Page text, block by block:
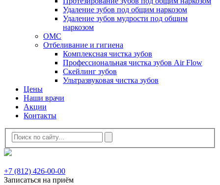
Удаление зубов под общим наркозом
Удаление зубов мудрости под общим
наркозом
ОМС
Отбеливание и гигиена
Комплексная чистка зубов
Профессиональная чистка зубов Air Flow
Скейлинг зубов
Ультразвуковая чистка зубов
Цены
Наши врачи
Акции
Контакты
+7 (812) 426-00-00
Записаться на приём